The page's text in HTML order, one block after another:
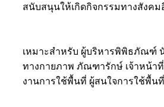
ทางกายภาพ ภัณฑารักษ์ เจ้าหน้า
งานการใช้พื้นที่ ผู้สนใจการใช้พื้น